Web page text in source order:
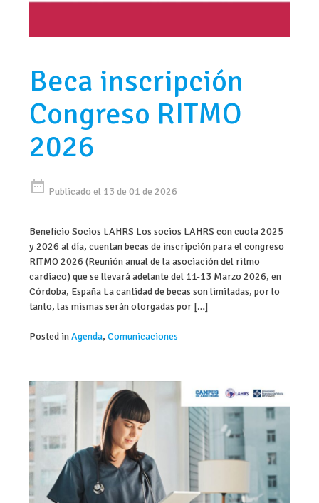
Beca inscripción
Congreso RITMO
2026
date_range Publicado el 13 de 01 de 2026
Beneficio Socios LAHRS Los socios LAHRS con cuota 2025
y 2026 al día, cuentan becas de inscripción para el congreso
RITMO 2026 (Reunión anual de la asociación del ritmo
cardíaco) que se llevará adelante del 11-13 Marzo 2026, en
Córdoba, España La cantidad de becas son limitadas, por lo
tanto, las mismas serán otorgadas por […]
Posted inAgenda,Comunicaciones